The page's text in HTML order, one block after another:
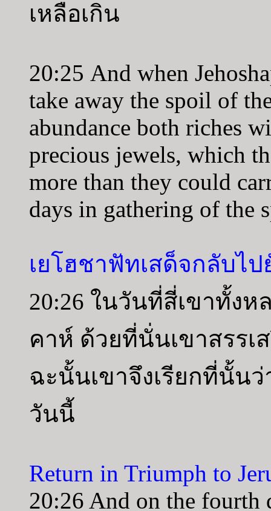
เหลือเกิน
20:25 And when
take away the spoil of
abundance both riches
precious jewels, which
more than they could
days in gathering of the
เยโฮชาฟัทเสด็จกลับไป
20:26 ในวันที่สี่เขาทั้ง
คาห์ ด้วยที่นั่นเขาสรรเ
ฉะนั้นเขาจึงเรียกที่นั้น
วันนี้
Return in Triumph to
20:26 And on the fourth